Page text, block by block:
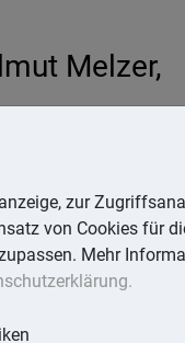
Melzer,
zur
von Cookies für
Mehr